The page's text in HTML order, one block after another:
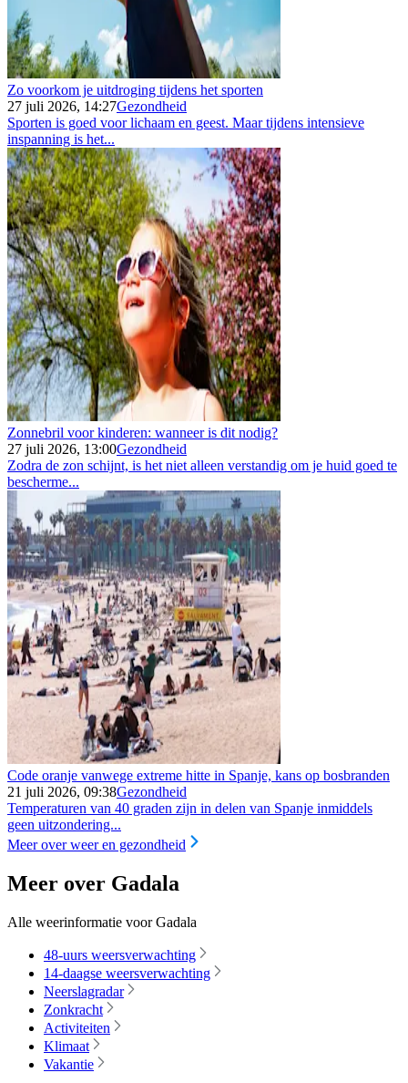
Zo voorkom je uitdroging tijdens het sporten
27 juli 2026, 14:27Gezondheid
Sporten is goed voor lichaam en geest. Maar tijdens intensieve
inspanning is het...
Zonnebril voor kinderen: wanneer is dit nodig?
27 juli 2026, 13:00Gezondheid
Zodra de zon schijnt, is het niet alleen verstandig om je huid goed te
bescherme...
Code oranje vanwege extreme hitte in Spanje, kans op bosbranden
21 juli 2026, 09:38Gezondheid
Temperaturen van 40 graden zijn in delen van Spanje inmiddels
geen uitzondering...
Meer over weer en gezondheid
Meer over Gadala
Alle weerinformatie voor Gadala
48-uurs weersverwachting
14-daagse weersverwachting
Neerslagradar
Zonkracht
Activiteiten
Klimaat
Vakantie